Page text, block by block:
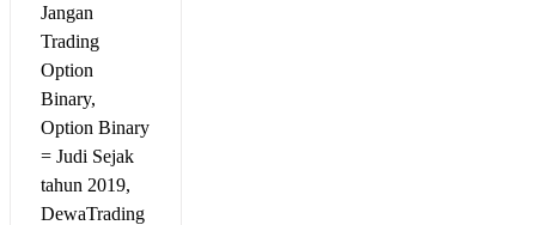
Jangan
Trading
Option
Binary,
Option Binary
= Judi Sejak
tahun 2019,
DewaTrading